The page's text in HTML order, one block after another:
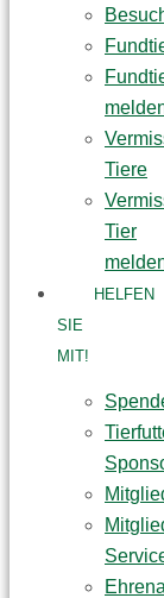
Tiere
Tier
HELFEN
SIE
MIT!